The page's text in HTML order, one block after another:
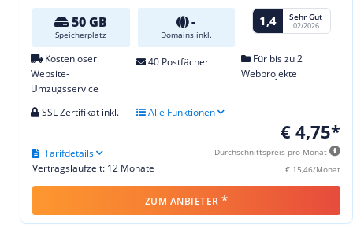
50 GB
Speicherplatz
-
Domains inkl.
1,4 Sehr Gut
02/2026
Kostenloser
Website-
Umzugsservice
40 Postfächer
Für bis zu 2
Webprojekte
SSL Zertifikat inkl. Alle Funktionen
€ 4,75*
Durchschnittspreis pro Monat
€ 15,46/Monat
Vertragslaufzeit: 12 Monate
Tarifdetails
ZUM ANBIETER *